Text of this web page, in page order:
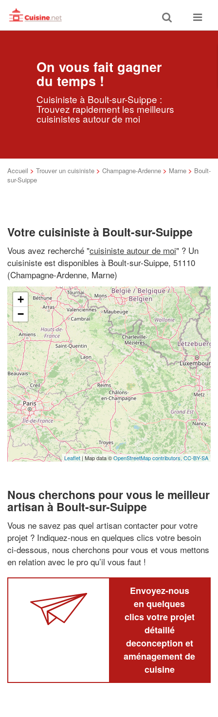
Toggle
search
Toggle
On vous fait gagner
du temps !
Cuisiniste à Boult-sur-Suippe :
Trouvez rapidement les meilleurs
cuisinistes autour de moi
Accueil > Trouver un cuisiniste > Champagne-Ardenne > Marne > Boult-
sur-Suippe
Votre cuisiniste à Boult-sur-Suippe
Vous avez recherché "cuisiniste autour de moi" ? Un
cuisiniste est disponibles à Boult-sur-Suippe, 51110
(Champagne-Ardenne, Marne)
+
−
Leaflet | Map data ©OpenStreetMap contributors, CC-BY-SA
Nous cherchons pour vous le meilleur
artisan à Boult-sur-Suippe
Vous ne savez pas quel artisan contacter pour votre
projet ? Indiquez-nous en quelques clics votre besoin
ci-dessous, nous cherchons pour vous et vous mettons
en relation avec le pro qu’il vous faut !
Envoyez-nous
en quelques
clics votre projet
détaillé
deconception et
aménagement de
cuisine